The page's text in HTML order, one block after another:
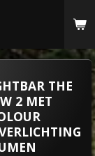
THE
2 MET